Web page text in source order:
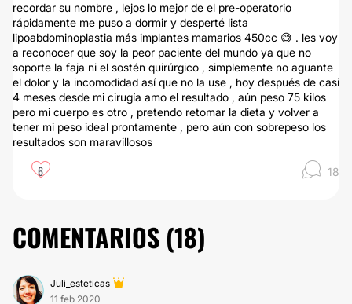
recordar su nombre , lejos lo mejor de el pre-operatorio
rápidamente me puso a dormir y desperté lista
lipoabdominoplastia más implantes mamarios 450cc 😅 . les voy
a reconocer que soy la peor paciente del mundo ya que no
soporte la faja ni el sostén quirúrgico , simplemente no aguante
el dolor y la incomodidad así que no la use , hoy después de casi
4 meses desde mi cirugía amo el resultado , aún peso 75 kilos
pero mi cuerpo es otro , pretendo retomar la dieta y volver a
tener mi peso ideal prontamente , pero aún con sobrepeso los
resultados son maravillosos
6 18
COMENTARIOS (18)
Juli_esteticas
11 feb 2020